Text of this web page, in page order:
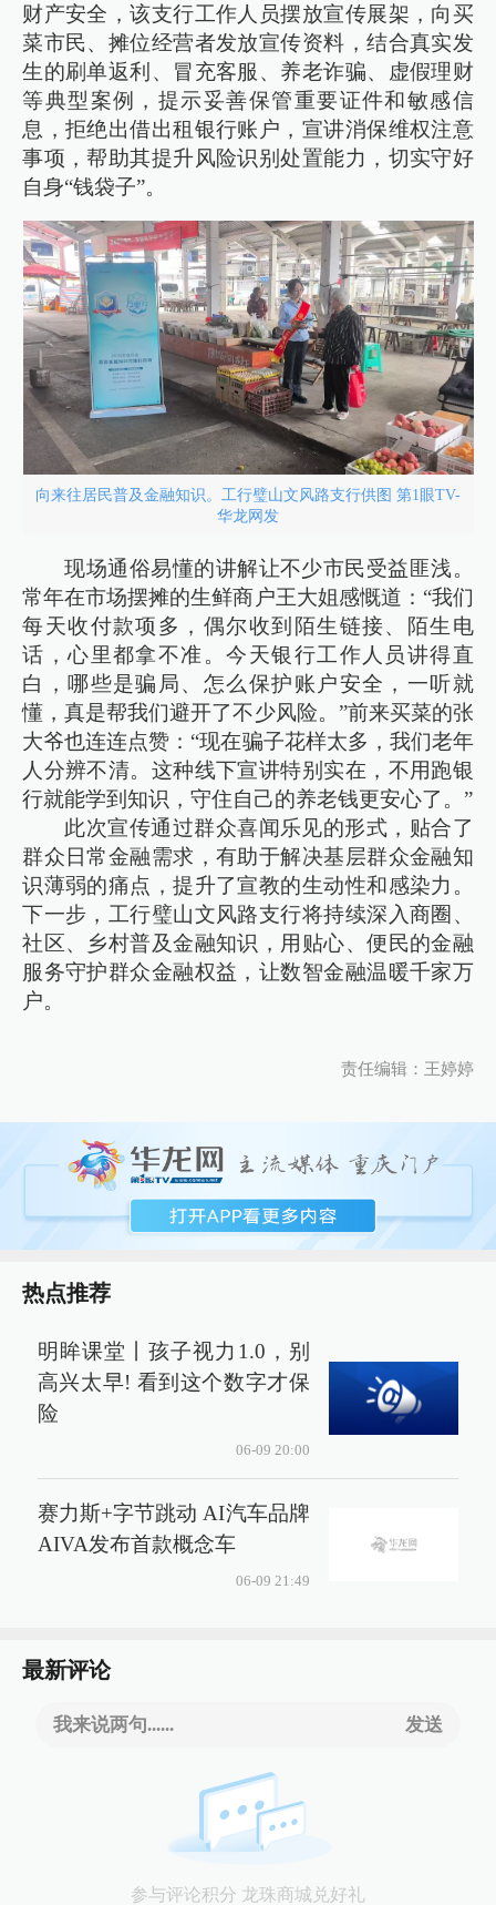
财产安全，该支行工作人员摆放宣传展架，向买
菜市民、摊位经营者发放宣传资料，结合真实发
生的刷单返利、冒充客服、养老诈骗、虚假理财
等典型案例，提示妥善保管重要证件和敏感信
息，拒绝出借出租银行账户，宣讲消保维权注意
事项，帮助其提升风险识别处置能力，切实守好
自身“钱袋子”。
向来往居民普及金融知识。工行璧山文风路支行供图 第1眼TV-
华龙网发
现场通俗易懂的讲解让不少市民受益匪浅。
常年在市场摆摊的生鲜商户王大姐感慨道：“我们
每天收付款项多，偶尔收到陌生链接、陌生电
话，心里都拿不准。今天银行工作人员讲得直
白，哪些是骗局、怎么保护账户安全，一听就
懂，真是帮我们避开了不少风险。”前来买菜的张
大爷也连连点赞：“现在骗子花样太多，我们老年
人分辨不清。这种线下宣讲特别实在，不用跑银
行就能学到知识，守住自己的养老钱更安心了。”
此次宣传通过群众喜闻乐见的形式，贴合了
群众日常金融需求，有助于解决基层群众金融知
识薄弱的痛点，提升了宣教的生动性和感染力。
下一步，工行璧山文风路支行将持续深入商圈、
社区、乡村普及金融知识，用贴心、便民的金融
服务守护群众金融权益，让数智金融温暖千家万
户。
责任编辑：王婷婷
热点推荐
明眸课堂丨孩子视力1.0，别
高兴太早! 看到这个数字才保
险
06-09 20:00
赛力斯+字节跳动 AI汽车品牌
AIVA发布首款概念车
06-09 21:49
最新评论
我来说两句...... 发送
参与评论积分 龙珠商城兑好礼